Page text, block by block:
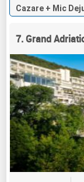
Cazare + Mic
7. Grand